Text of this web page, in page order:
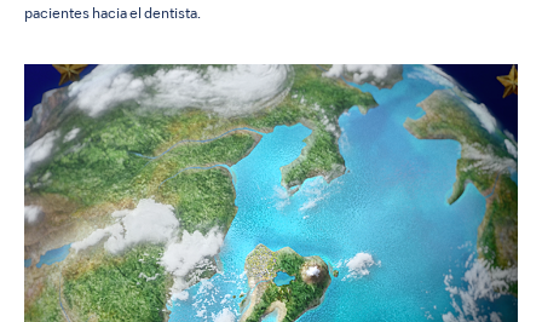
pacientes hacia el dentista.